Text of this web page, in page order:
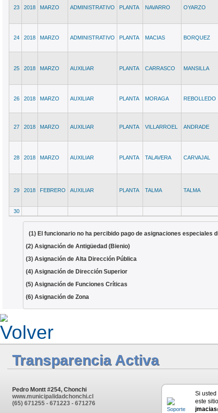
23 2018 MARZO ADMINISTRATIVO PLANTA NAVARRO OYARZO
24 2018 MARZO ADMINISTRATIVO PLANTA MACIAS BORQUEZ
25 2018 MARZO AUXILIAR PLANTA CARRASCO MANSILLA
26 2018 MARZO AUXILIAR PLANTA MORAGA REBOLLEDO
27 2018 MARZO AUXILIAR PLANTA VILLARROEL ANDRADE
28 2018 MARZO AUXILIAR PLANTA TALAVERA CARVAJAL
29 2018 FEBRERO AUXILIAR PLANTA TALMA TALMA
30
(1) El funcionario no ha percibido pago de asignaciones especiales
(2) Asignación de Antigüedad (Bienio)
(3) Asignación de Alta Dirección Pública
(4) Asignación de Dirección Superior
(5) Asignación de Funciones Críticas
(6) Asignación de Zona
Transparencia Activa
Pedro Montt #254, Chonchi
www.municipalidadchonchi.cl
(65) 671255 - 671223 - 671276
Si
este